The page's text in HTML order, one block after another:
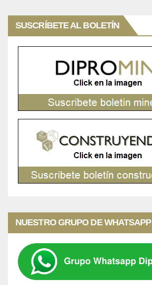
SUSCRÍBETE AL BOLETÍN
NUESTRO GRUPO DE WHATSAPP